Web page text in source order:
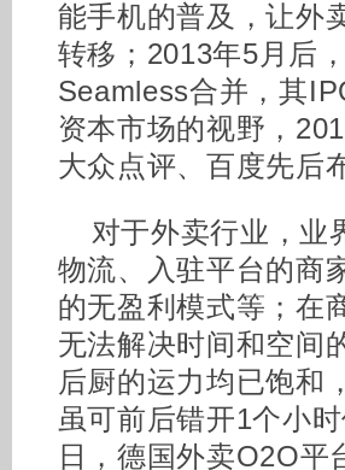
能手机的普及，让外
转移；2013年5月后
Seamless合并，其
资本市场的视野，
大众点评、百度先后
对于外卖行业，业
物流、入驻平台的商
的无盈利模式等；在
无法解决时间和空间
后厨的运力均已饱和
虽可前后错开1个小
日，德国外卖O2O